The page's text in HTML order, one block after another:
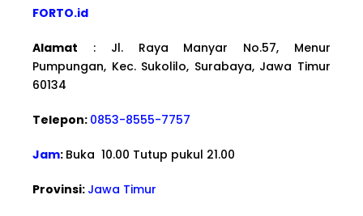
FORTO.id
Alamat : Jl. Raya Manyar No.57, Menur
Pumpungan, Kec. Sukolilo, Surabaya, Jawa Timur
60134
Telepon: 0853-8555-7757
Jam: Buka 10.00 Tutup pukul 21.00
Provinsi: Jawa Timur